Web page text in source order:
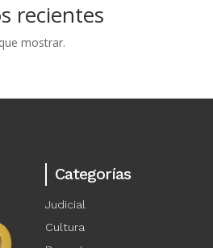
recientes
mostrar.
Categorías
Judicial
Cultura